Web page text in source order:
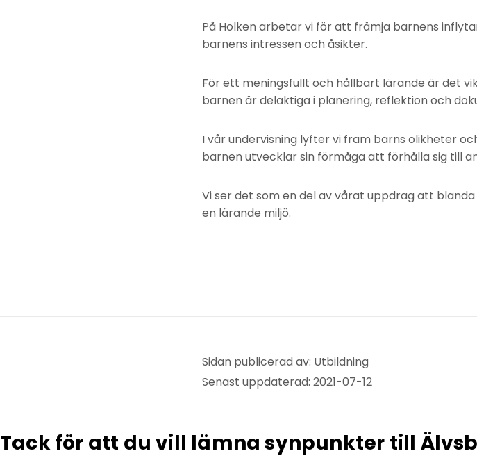
På Holken arbetar vi för att främja barnens
barnens intressen och åsikter.
För ett meningsfullt och hållbart lärande är det
barnen är delaktiga i planering, reflektion och
I vår undervisning lyfter vi fram barns olikheter
barnen utvecklar sin förmåga att förhålla sig till
Vi ser det som en del av vårat uppdrag att
en lärande miljö.
Sidan publicerad av: Utbildning
Senast uppdaterad: 2021-07-12
Tack för att du vill lämna synpunkter till